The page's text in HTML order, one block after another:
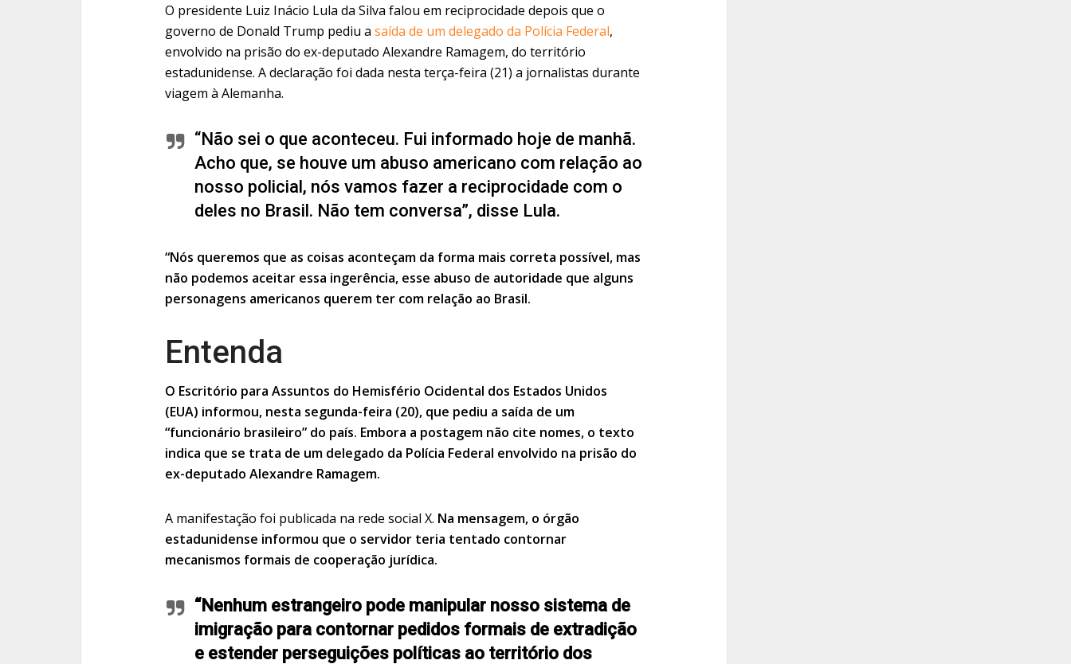
O presidente Luiz Inácio Lula da Silva falou em reciprocidade depois que o
governo de Donald Trump pediu a saída de um delegado da Polícia Federal,
envolvido na prisão do ex-deputado Alexandre Ramagem, do território
estadunidense. A declaração foi dada nesta terça-feira (21) a jornalistas durante
viagem à Alemanha.
“Não sei o que aconteceu. Fui informado hoje de manhã.
Acho que, se houve um abuso americano com relação ao
nosso policial, nós vamos fazer a reciprocidade com o
deles no Brasil. Não tem conversa”, disse Lula.
“Nós queremos que as coisas aconteçam da forma mais correta possível, mas
não podemos aceitar essa ingerência, esse abuso de autoridade que alguns
personagens americanos querem ter com relação ao Brasil.
Entenda
O Escritório para Assuntos do Hemisfério Ocidental dos Estados Unidos
(EUA) informou, nesta segunda-feira (20), que pediu a saída de um
“funcionário brasileiro” do país. Embora a postagem não cite nomes, o texto
indica que se trata de um delegado da Polícia Federal envolvido na prisão do
ex-deputado Alexandre Ramagem.
A manifestação foi publicada na rede social X. Na mensagem, o órgão
estadunidense informou que o servidor teria tentado contornar
mecanismos formais de cooperação jurídica.
“Nenhum estrangeiro pode manipular nosso sistema de
imigração para contornar pedidos formais de extradição
e estender perseguições políticas ao território dos